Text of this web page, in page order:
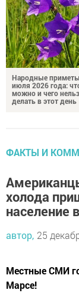
Народные
июля 2026 года:
можно и чего
делать в этот день
ФАКТЫ И
холода
население
автор, 25
Местные СМИ
Марсе!